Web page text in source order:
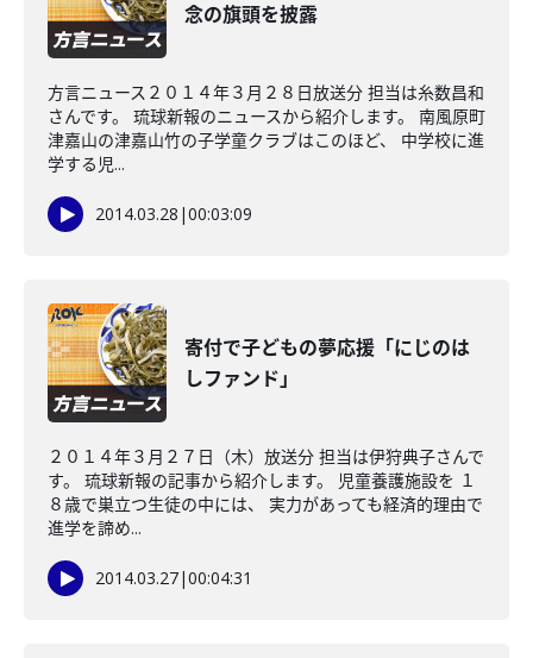
念の旗頭を披露
方言ニュース２０１４年３月２８日放送分 担当は糸数昌和
さんです。 琉球新報のニュースから紹介します。 南風原町
津嘉山の津嘉山竹の子学童クラブはこのほど、 中学校に進
学する児...
2014.03.28 |00:03:09
寄付で子どもの夢応援「にじのは
しファンド」
２０１４年３月２７日（木）放送分 担当は伊狩典子さんで
す。 琉球新報の記事から紹介します。 児童養護施設を １
８歳で巣立つ生徒の中には、 実力があっても経済的理由で
進学を諦め...
2014.03.27|00:04:31